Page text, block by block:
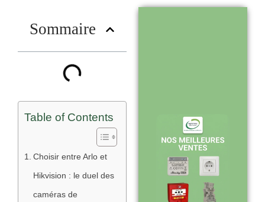
Sommaire
Table of Contents
Choisir entre Arlo et
Hikvision : le duel des
caméras de
Expédition sous
24-48h :
livraison rapide